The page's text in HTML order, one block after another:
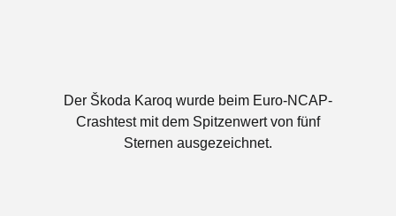
Der Škoda Karoq wurde beim Euro-NCAP-
Crashtest mit dem Spitzenwert von fünf
Sternen ausgezeichnet.